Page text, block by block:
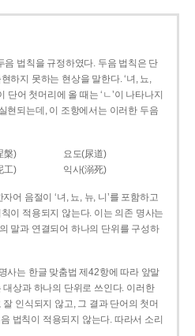
법칙을 규정하였다. 두음 법칙은 단
하지 못하는 현상을 말한다. ‘녀, 뇨,
단어 첫머리에 올 때는 ‘ㄴ’이 나타나지
현되는데, 이 조항에서는 이러한 두음
槃)
요도(尿道)
工) 익사(溺死)
어 음절이 ‘녀, 뇨, 뉴, 니’를 포함하고
이 적용되지 않는다. 이는 의존 명사는
말과 연결되어 하나의 단위를 구성하
사는 한글 맞춤법 제42항에 따라 앞말
상과 하나의 단위로 쓰인다. 이러한
인식되지 않고, 그 결과 단어의 첫머
법칙이 적용되지 않는다. 따라서 소리